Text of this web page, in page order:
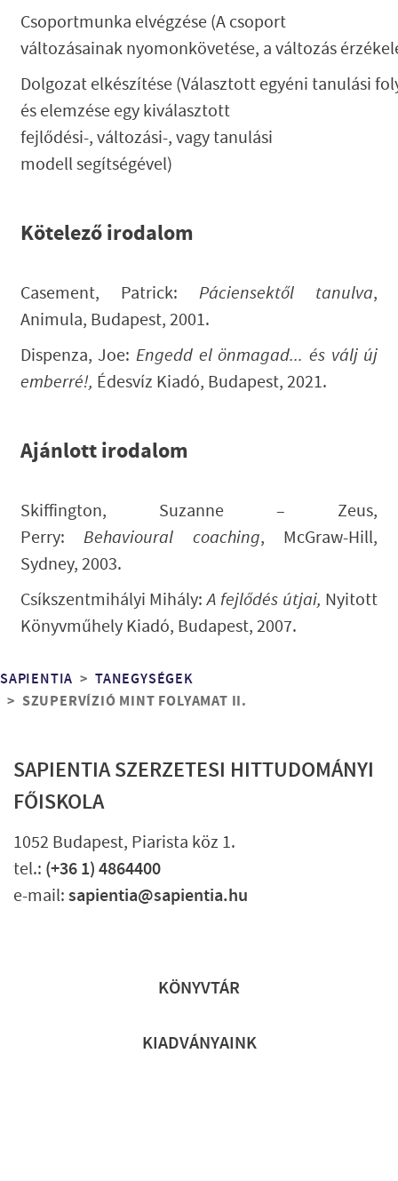
Csoportmunka elvégzése (A csoport
változásainak nyomonkövetése, a változás
Dolgozat elkészítése (Választott egyéni tanulási
és elemzése egy kiválasztott
fejlődési-, változási-, vagy tanulási
modell segítségével)
Kötelező irodalom
Casement, Patrick:Páciensektől tanulva,
Animula, Budapest, 2001.
Dispenza, Joe: Engedd el önmagad... és válj új
emberré!, Édesvíz Kiadó, Budapest, 2021.
Ajánlott irodalom
Skiffington, Suzanne – Zeus,
Perry:Behavioural coaching, McGraw-Hill,
Sydney, 2003.
Csíkszentmihályi Mihály:A fejlődés útjai, Nyitott
Könyvműhely Kiadó, Budapest, 2007.
Morzsa
SAPIENTIA TANEGYSÉGEK
SZUPERVÍZIÓ MINT FOLYAMAT II.
SAPIENTIA SZERZETESI HITTUDOMÁNYI
FŐISKOLA
1052 Budapest, Piarista köz 1.
tel.: (+36 1) 4864400
e-mail:sapientia@sapientia.hu
KÖNYVTÁR
KIADVÁNYAINK